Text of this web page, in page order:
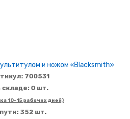
и ножом «Blacksmith»
700531
складе: 0 шт.
10-15 рабочих дней)
352 шт.